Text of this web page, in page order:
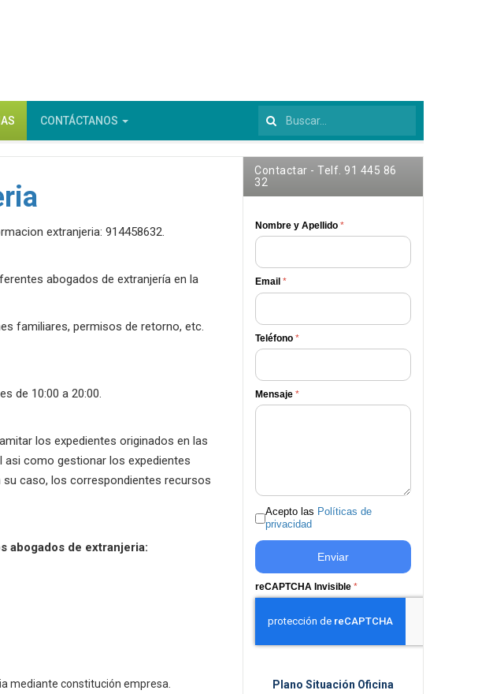
CONTÁCTANOS Buscar...
extranjeria: 914458632.
abogados de extranjería en la
familiares, permisos de retorno, etc.
de 10:00 a 20:00.
los expedientes originados en las
asi como gestionar los expedientes
caso, los correspondientes recursos
abogados de extranjeria:
mediante constitución empresa.
Contactar - Telf. 91 445 86
32
Nombre y Apellido*
Email*
Teléfono*
Mensaje*
Acepto las Políticas de
privacidad
Enviar
reCAPTCHA Invisible*
Plano Situación Oficina